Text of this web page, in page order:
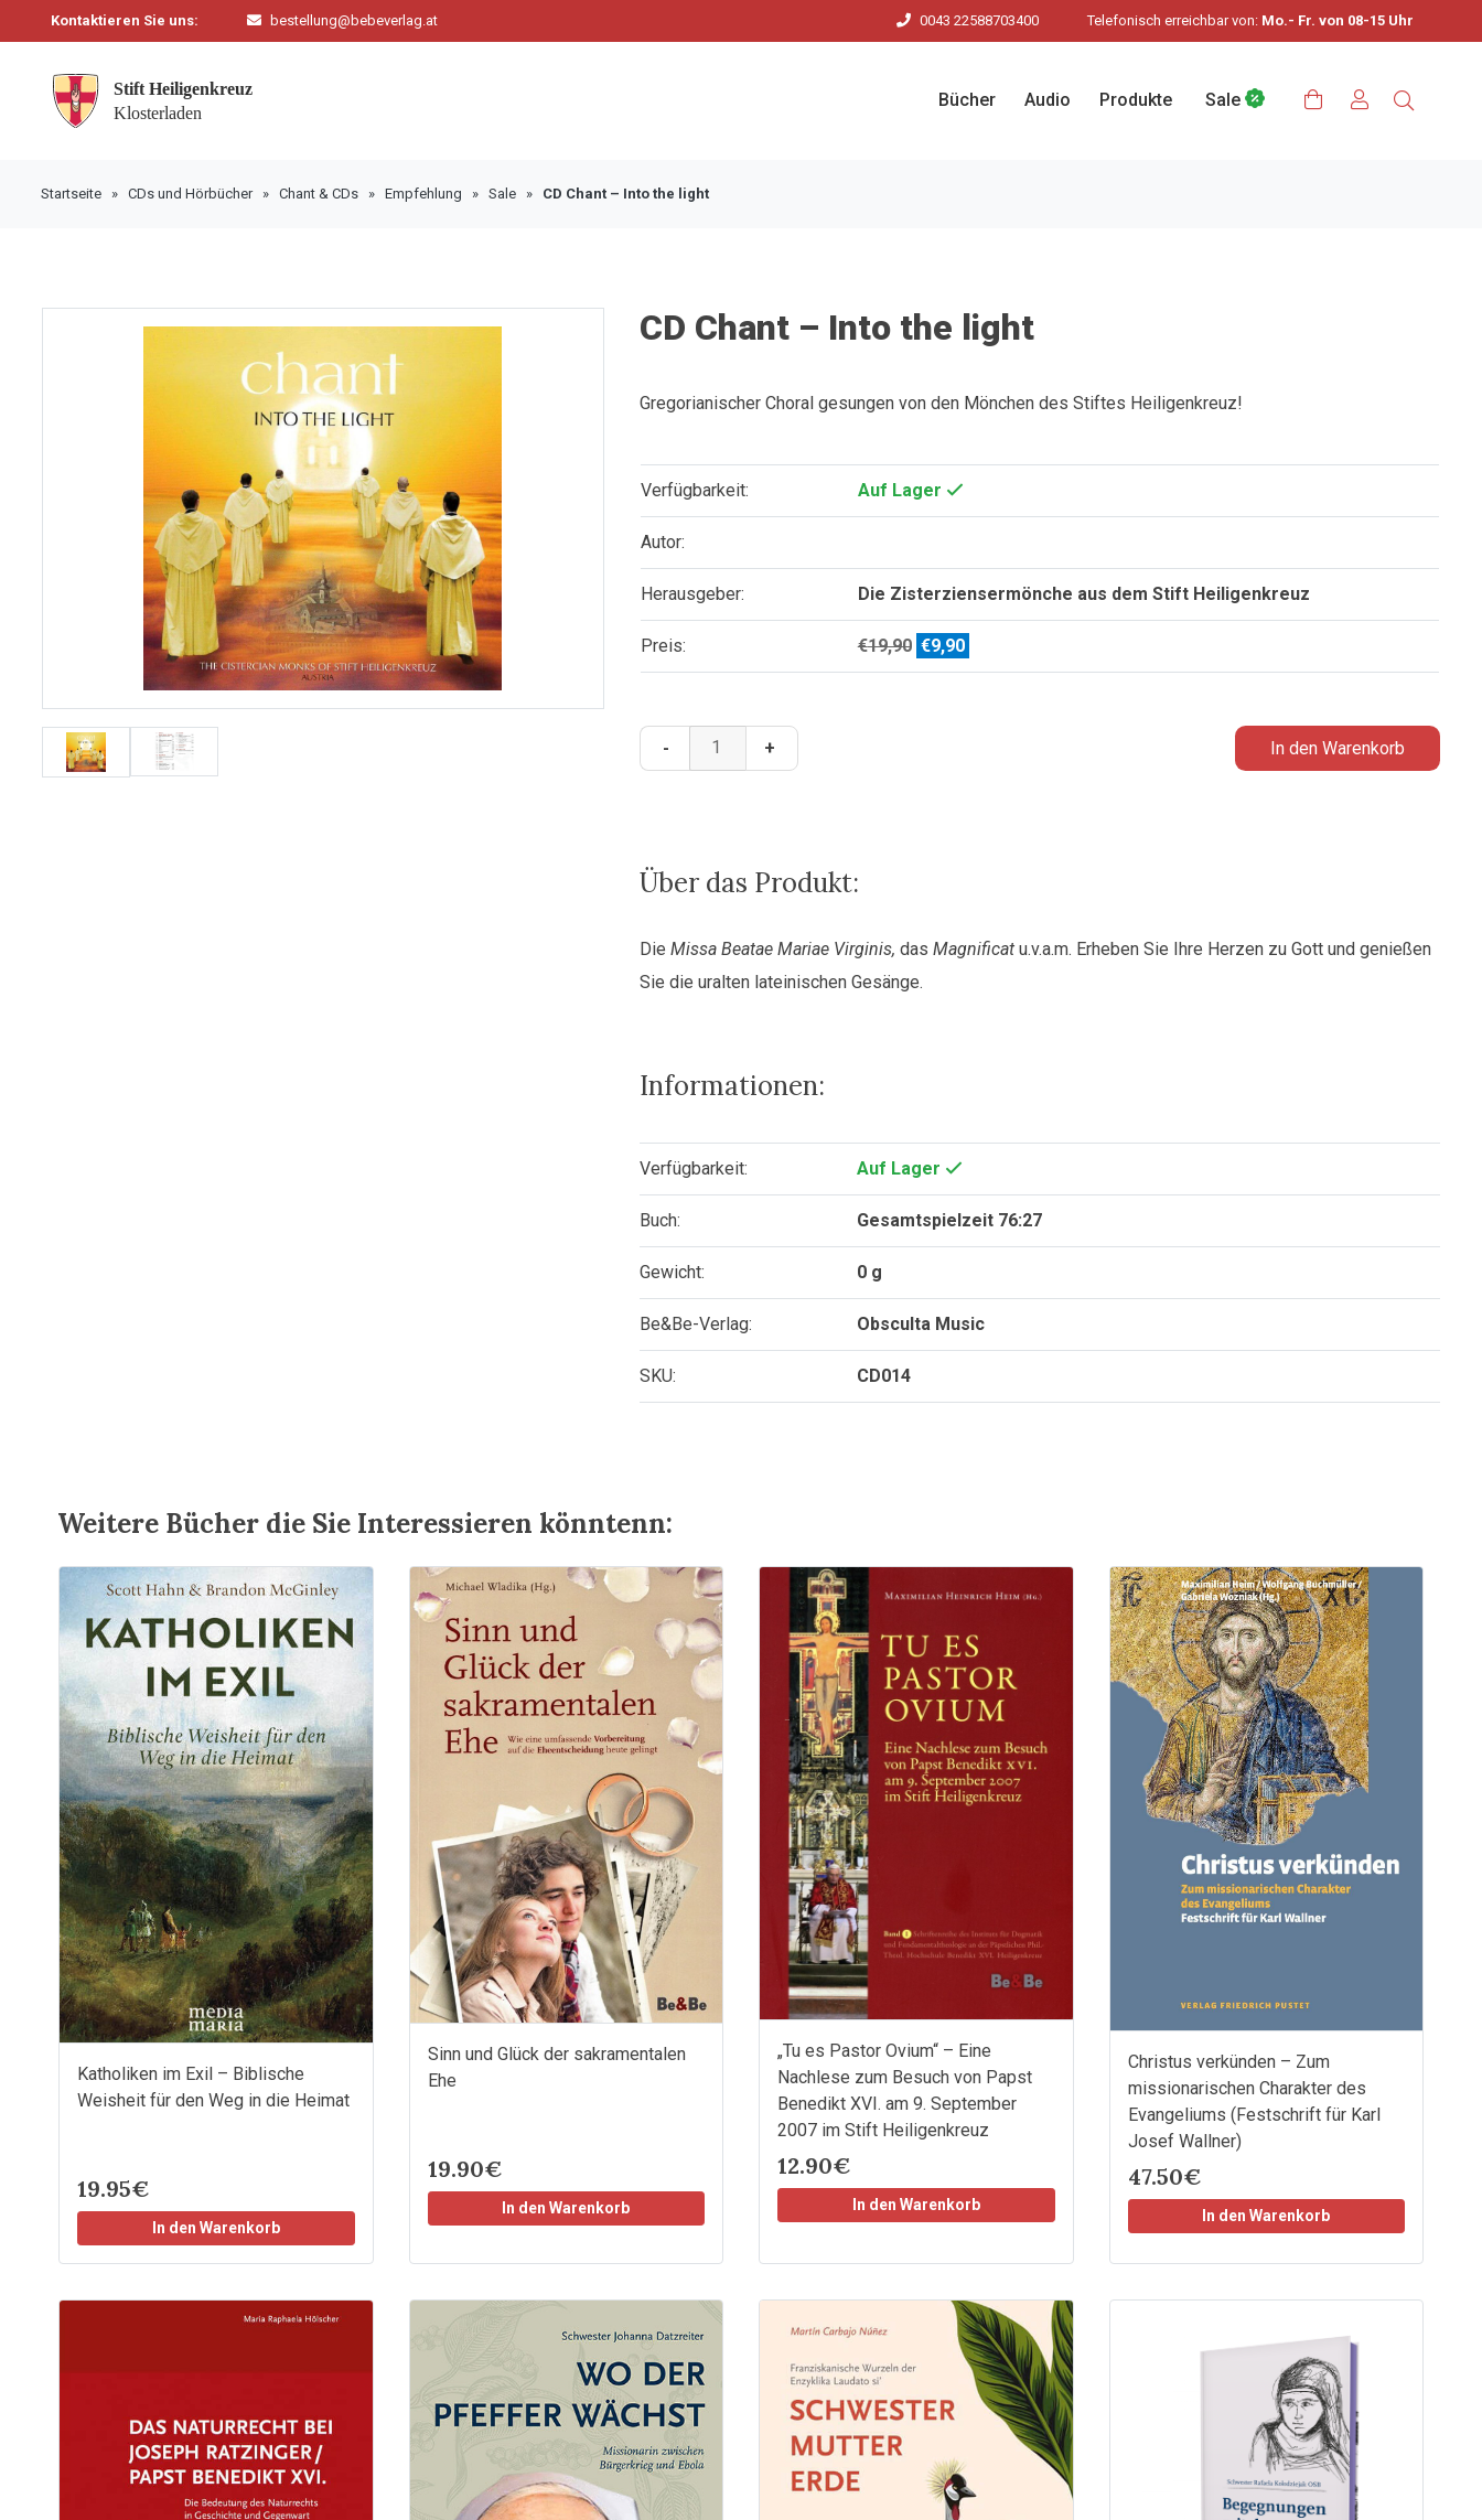
Kontaktieren Sie uns: bestellung@bebeverlag.at 0043 22588703400 Telefonisch erreichbar von: Mo.- Fr. von 08-15 Uhr
Bücher Audio Produkte Sale
Startseite » CDs und Hörbücher» Chant & CDs » Empfehlung » Sale » CD Chant – Into the light
CD Chant – Into the light
Gregorianischer Choral gesungen von den Mönchen des Stiftes Heiligenkreuz!
Verfügbarkeit: Auf Lager
Autor:
Herausgeber: Die Zisterziensermönche aus dem Stift Heiligenkreuz
Preis: €19,90 Ursprünglicher
Preis
€9,90
Preis
-
light
Menge
+ In den Warenkorb
Über das Produkt:
Die Missa Beatae Mariae Virginis, das Magnificatu.v.a.m. Erheben Sie Ihre Herzen zu Gott und genießen
Sie die uralten lateinischen Gesänge.
Informationen:
Verfügbarkeit: Auf Lager
Buch: Gesamtspielzeit 76:27
Gewicht: 0 g
Be&Be-Verlag: Obsculta Music
SKU: CD014
Weitere Bücher die Sie Interessieren könntenn:
Katholiken im Exil – Biblische
Weisheit für den Weg in die Heimat
19.95€
In den Warenkorb
Sinn und Glück der sakramentalen
Ehe
19.90€
In den Warenkorb
„Tu es Pastor Ovium“ – Eine
Nachlese zum Besuch von Papst
Benedikt XVI. am 9. September
2007 im Stift Heiligenkreuz
12.90€
In den Warenkorb
Christus verkünden – Zum
missionarischen Charakter des
Evangeliums (Festschrift für Karl
Josef Wallner)
47.50€
In den Warenkorb